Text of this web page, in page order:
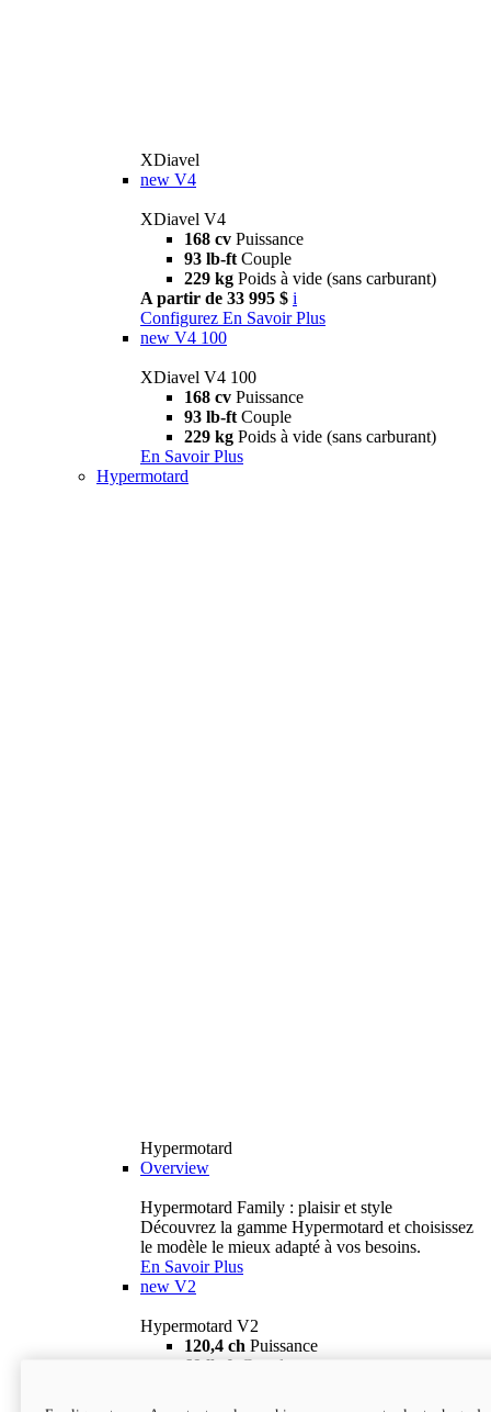
XDiavel
new V4
XDiavel V4
168 cv Puissance
93 lb-ft Couple
229 kg Poids à vide (sans carburant)
A partir de 33 995 $ i
Configurez En Savoir Plus
new V4 100
XDiavel V4 100
168 cv Puissance
93 lb-ft Couple
229 kg Poids à vide (sans carburant)
En Savoir Plus
Hypermotard
Hypermotard
Overview
Hypermotard Family : plaisir et style
Découvrez la gamme Hypermotard et choisissez
le modèle le mieux adapté à vos besoins.
En Savoir Plus
new V2
Hypermotard V2
120,4 ch Puissance
69 lb-ft
Couple
18 895 $